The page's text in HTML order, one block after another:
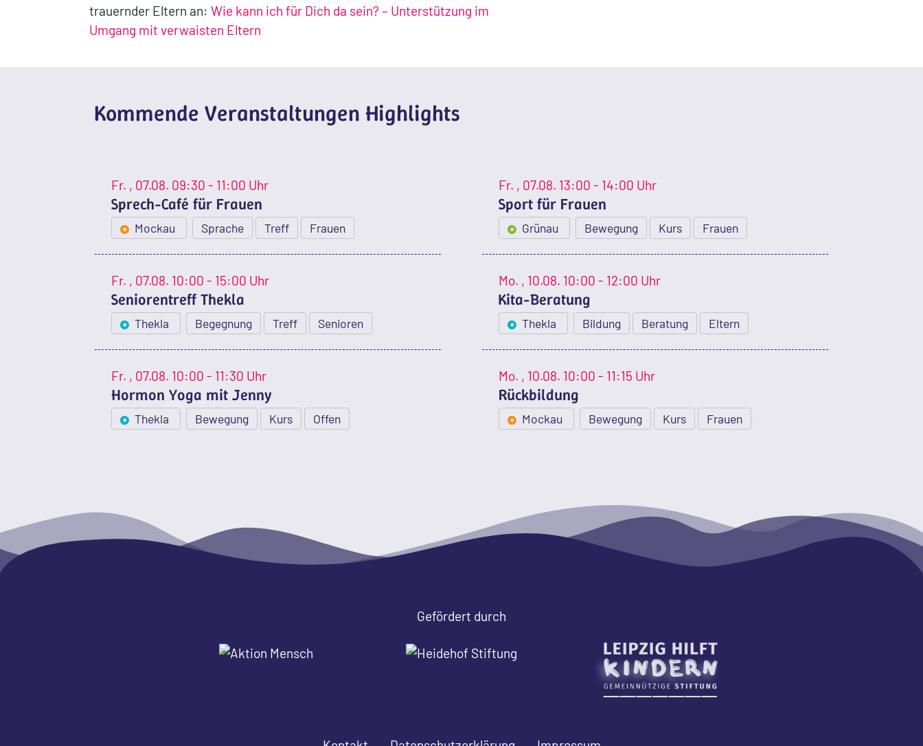
trauernder Eltern an: Wie kann ich für Dich da sein? – Unterstützung im
Umgang mit verwaisten Eltern
Kommende Veranstaltungen Highlights
Fr. , 07.08. 09:30 - 11:00 Uhr
Sprech-Café für Frauen
Mockau Sprache Treff Frauen
Fr. , 07.08. 10:00 - 15:00 Uhr
Seniorentreff Thekla
Thekla Begegnung Treff Senioren
Fr. , 07.08. 10:00 - 11:30 Uhr
Hormon Yoga mit Jenny
Thekla Bewegung Kurs Offen
Fr. , 07.08. 13:00 - 14:00 Uhr
Sport für Frauen
Grünau Bewegung Kurs Frauen
Mo. , 10.08. 10:00 - 12:00 Uhr
Kita-Beratung
Thekla Bildung Beratung Eltern
Mo. , 10.08. 10:00 - 11:15 Uhr
Rückbildung
Mockau Bewegung Kurs Frauen
Gefördert durch